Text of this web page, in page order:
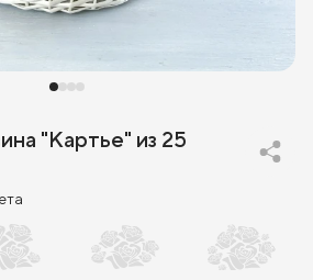
"Картье" из 25